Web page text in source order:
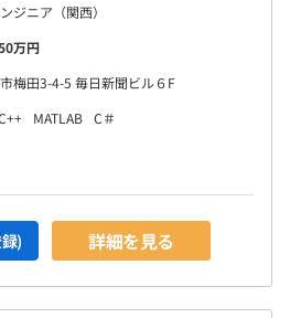
ジニア（関西）
万円
梅田3-4-5 毎日新聞ビル６F
MATLAB C＃
) 詳細を見る